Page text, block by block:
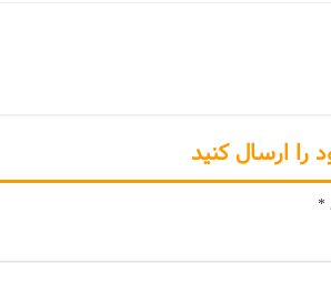
را ارسال کنید
*